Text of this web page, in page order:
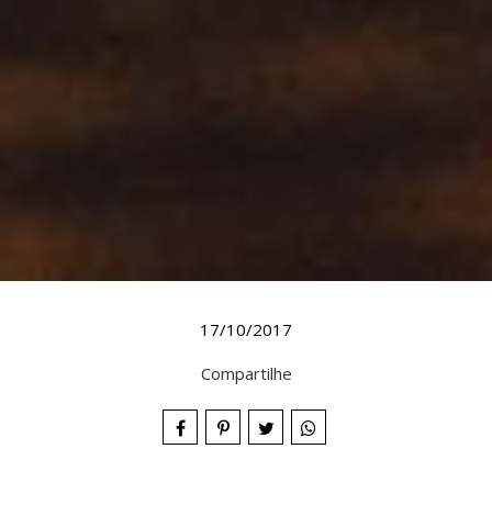
17/10/2017
Compartilhe